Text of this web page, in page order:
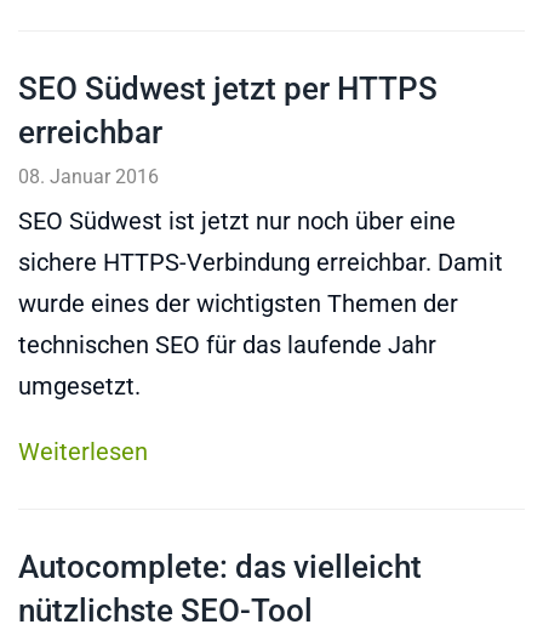
SEO Südwest jetzt per HTTPS
erreichbar
08. Januar 2016
SEO Südwest ist jetzt nur noch über eine
sichere HTTPS-Verbindung erreichbar. Damit
wurde eines der wichtigsten Themen der
technischen SEO für das laufende Jahr
umgesetzt.
Weiterlesen
Autocomplete: das vielleicht
nützlichste SEO-Tool